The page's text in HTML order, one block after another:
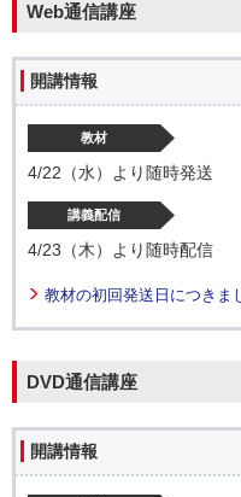
Web通信講座
開講情報
教材
4/22（水）より随時発送
講義配信
4/23（木）より随時配信
教材の初回発送日につきま
DVD通信講座
開講情報